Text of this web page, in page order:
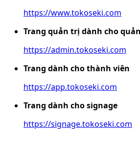
https://www.tokoseki.com
Trang quản trị dành cho
https://admin.tokoseki.com
Trang dành cho thành viên
https://app.tokoseki.com
Trang dành cho signage
https://signage.tokoseki.com